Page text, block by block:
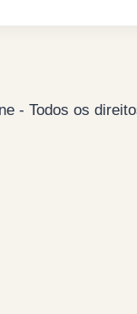
- Todos os